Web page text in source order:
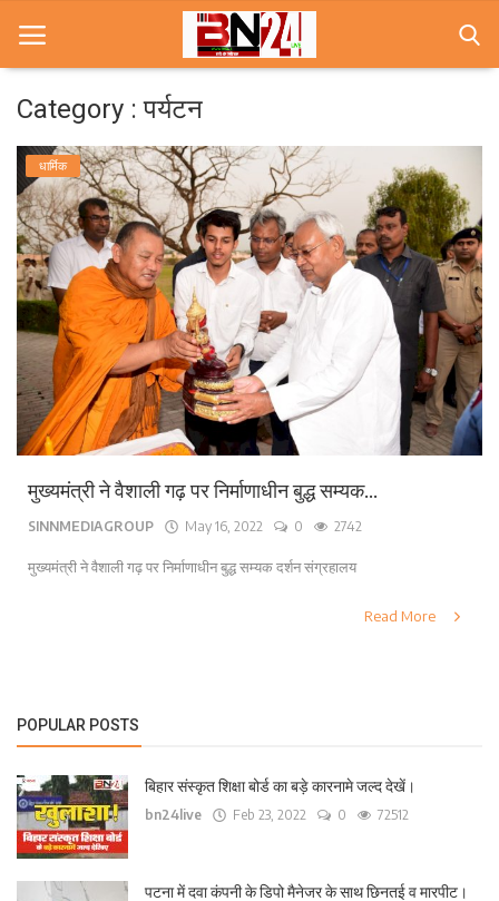
Home
खबरे
खेल
करियर
स्त्री
राज्य
कृषि
मूवी मसाला
Category : पर्यटन
धार्मिक
मुख्यमंत्री ने वैशाली गढ़ पर निर्माणाधीन बुद्ध सम्यक...
SINNMEDIAGROUP May 16, 2022 0 2742
मुख्यमंत्री ने वैशाली गढ़ पर निर्माणाधीन बुद्ध सम्यक दर्शन संग्रहालय
Read More
POPULAR POSTS
बिहार संस्कृत शिक्षा बोर्ड का बड़े कारनामे जल्द देखें।
bn24live Feb 23, 2022 0 72512
पटना में दवा कंपनी के डिपो मैनेजर के साथ छिनतई व मारपीट।